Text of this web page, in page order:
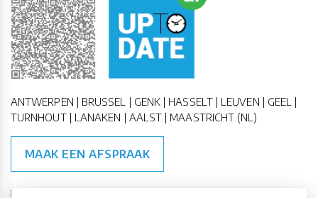
ANTWERPEN | BRUSSEL | GENK | HASSELT | LEUVEN | GEEL |
TURNHOUT | LANAKEN | AALST | MAASTRICHT (NL)
MAAK EEN AFSPRAAK
🇪🇺 🇧🇪